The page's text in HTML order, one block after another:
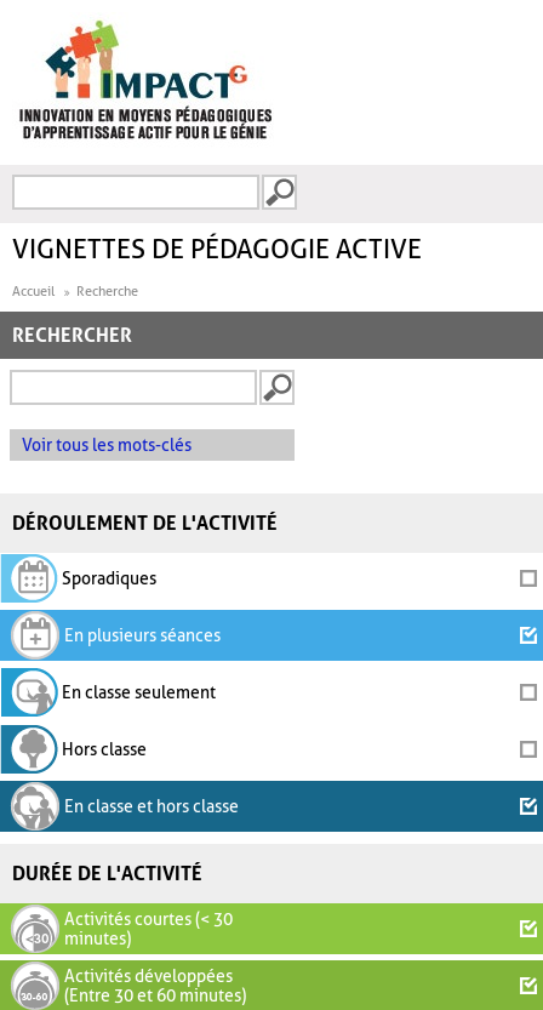
FORMULAIRE DE
VIGNETTES DE PÉDAGOGIE ACTIVE
Accueil Recherche
RECHERCHER
Voir tous les mots-clés
DÉROULEMENT DE L'ACTIVITÉ
Sporadiques
En plusieurs séances
En classe seulement
Hors classe
En classe et hors classe
DURÉE DE L'ACTIVITÉ
Activités courtes (< 30
minutes)
Activités développées
(Entre 30 et 60 minutes)